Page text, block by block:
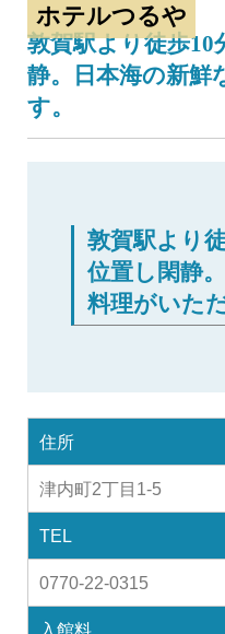
ホテルつるや
敦賀駅より徒歩10
静。日本海の新鮮
す。
敦賀駅より
位置し閑静
料理がいた
住所
津内町2丁目1-5
TEL
0770-22-0315
入館料